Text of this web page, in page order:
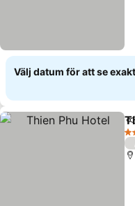
Välj datum för att se
5